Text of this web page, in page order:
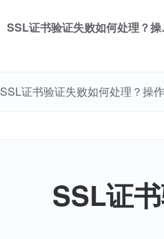
SSL证
SSL证书验证失败如何处理？操
SSL证